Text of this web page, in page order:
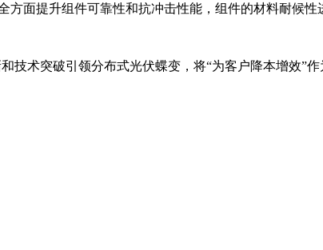
方面提升组件可靠性和抗冲击性能，组件的材料耐候
技术突破引领分布式光伏蝶变，将“为客户降本增效”作